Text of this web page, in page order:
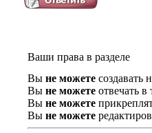
Ваши права в разделе
Вы не можете создавать
Вы не можете отвечать в
Вы не можете
Вы не можете